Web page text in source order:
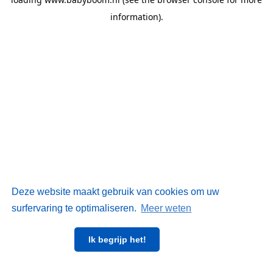
Deze website maakt gebruik van cookies om uw
surfervaring te optimaliseren. Meer weten
Ik begrijp het!
information).